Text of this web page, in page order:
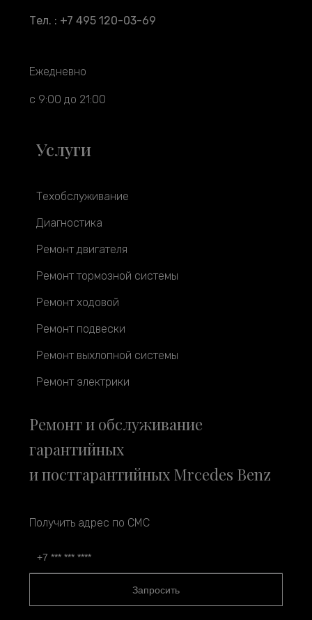
Тел. : +7 495 120-03-69
Ежедневно
с 9:00 до 21:00
Услуги
Техобслуживание
Диагностика
Ремонт двигателя
Ремонт тормозной системы
Ремонт ходовой
Ремонт подвески
Ремонт выхлопной системы
Ремонт электрики
Ремонт и обслуживание
гарантийных
и постгарантийных Mrcedes Benz
Получить адрес по СМС
Запросить